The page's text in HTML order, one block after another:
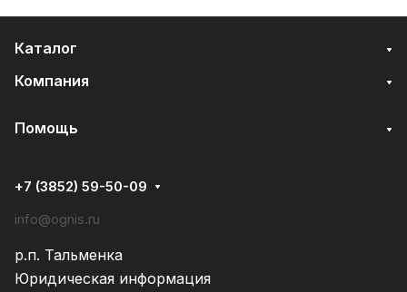
Каталог
Компания
Помощь
+7 (3852) 59-50-09
info@ognis.ru
р.п. Тальменка
Юридическая информация